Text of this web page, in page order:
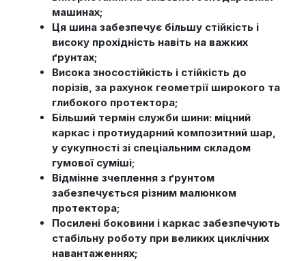
машинах;
Ця шина забезпечує більшу стійкість і
високу прохідність навіть на важких
ґрунтах;
Висока зносостійкість і стійкість до
порізів, за рахунок геометрії широкого та
глибокого протектора;
Більший термін служби шини: міцний
каркас і протиударний композитний шар,
у сукупності зі спеціальним складом
гумової суміші;
Відмінне зчеплення з ґрунтом
забезпечується різним малюнком
протектора;
Посилені боковини і каркас забезпечують
стабільну роботу при великих циклічних
навантаженнях;